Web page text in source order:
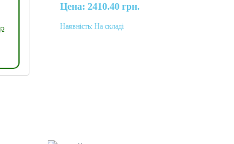
Цена: 2410.40 грн.
Купити
Наявність: На складі